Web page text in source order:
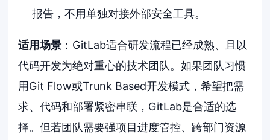
报告，不用单独对接外部安全工具。
适用场景 ：GitLab适合研发流程已经成熟、且以
代码开发为绝对重心的技术团队。如果团队习惯
用Git Flow或Trunk Based开发模式，希望把需
求、代码和部署紧密串联，GitLab是合适的选
择。但若团队需要强项目进度管控、跨部门资源